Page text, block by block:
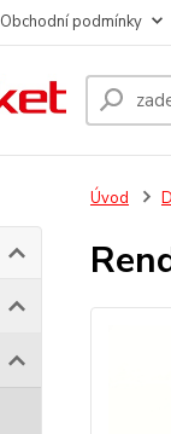
Obchodní podmínky
Úvod